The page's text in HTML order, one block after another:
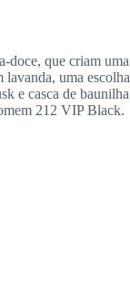
doce, que criam uma
lavanda, uma escolha
e casca de baunilha
212 VIP Black.